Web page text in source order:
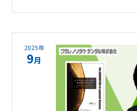
2025年
9月